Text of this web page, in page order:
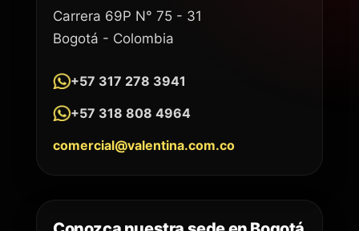
Carrera 69P N° 75 - 31
Bogotá - Colombia
+57 317 278 3941
+57 318 808 4964
comercial@valentina.com.co